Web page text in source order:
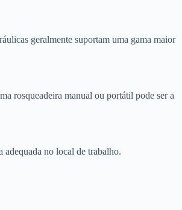
geralmente suportam uma gama maior
rosqueadeira manual ou portátil pode ser a
adequada no local de trabalho.